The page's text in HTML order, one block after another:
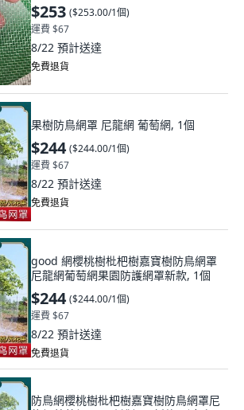
$253 ($253.00/1個)
運費 $67
8/22 預計送達
免費退貨
果樹防鳥網罩 尼龍網 葡萄網, 1個
$244 ($244.00/1個)
運費 $67
8/22 預計送達
免費退貨
good 網櫻桃樹枇杷樹嘉寶樹防鳥網罩
尼龍網葡萄網果園防護網罩新款, 1個
$244 ($244.00/1個)
運費 $67
8/22 預計送達
免費退貨
防鳥網櫻桃樹枇杷樹嘉寶樹防鳥網罩尼